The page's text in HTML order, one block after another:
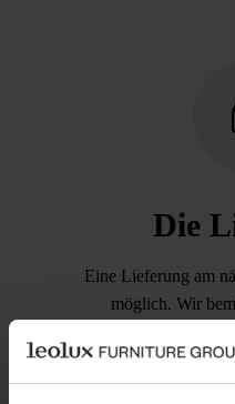
Die
Eine Lieferung am
möglich. Wir
Sobald dies der
eine E-Mail, mit der